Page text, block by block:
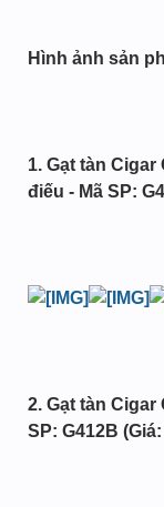
Hình ảnh sản
1. Gạt tàn
điếu - Mã SP:
2. Gạt tàn
SP: G412B